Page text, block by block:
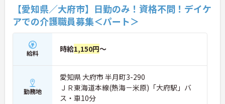
【愛知県／大府市】日勤のみ！資格不問！デイケ
アでの介護職員募集＜パート＞
給料 時給1,150円～
勤務地
愛知県 大府市 半月町3-290
ＪＲ東海道本線(熱海－米原)「大府駅」バ
ス・車10分